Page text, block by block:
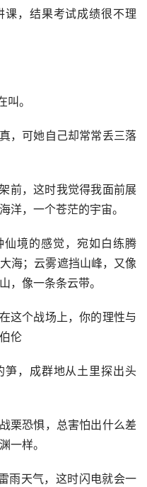
，结果考试成绩很不理
。
可她自己却常常丢三落
，这时我觉得我面前展
洋，一个苍茫的宇宙。
境的感觉，宛如白练腾
海；云雾遮挡山峰，又像
，像一条条云带。
个战场上，你的理性与
伦
，成群地从土里探出头
恐惧，总害怕出什么差
一样。
天气，这时闪电就会一